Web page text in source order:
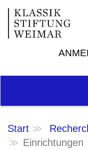
Start
Einrichtungen